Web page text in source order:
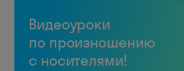
Видеоуроки
по произношению
с носителями!